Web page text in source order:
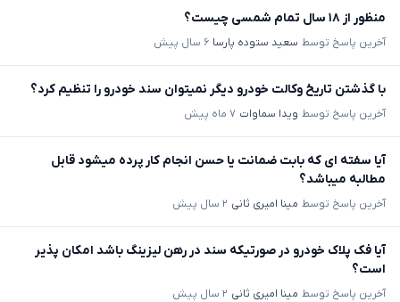
منظور از ۱۸ سال تمام شمسی چیست؟
آخرین پاسخ توسط سعید ستوده پارسا ۶ سال پیش
با گذشتن تاریخ وکالت خودرو دیگر نمیتوان سند خودرو را تنظیم کرد؟
آخرین پاسخ توسط ویدا سماوات ۷ ماه پیش
آیا سفته ای که بابت ضمانت یا حسن انجام کار پرده میشود قابل
مطالبه میباشد؟
آخرین پاسخ توسط مینا امیری ثانی ۲ سال پیش
آیا فک پلاک خودرو در صورتیکه سند در رهن لیزینگ باشد امکان پذیر
است؟
آخرین پاسخ توسط مینا امیری ثانی ۲ سال پیش